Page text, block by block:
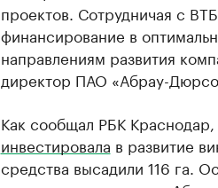
проектов. Сотрудничая с
финансирование в
направлениям развития
директор ПАО «Абрау-
Как сообщал РБК
инвестировала в развитие
средства высадили 116 га.